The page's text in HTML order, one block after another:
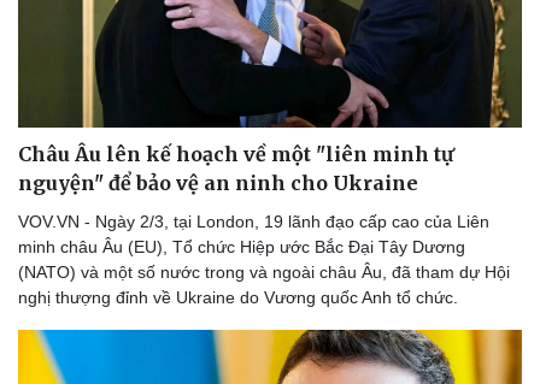
Sân khấu - Điện ảnh
Văn học
Âm nhạc
Di sản
Giải trí
Nghệ sĩ
Thời trang
Sao Việt
Châu Âu lên kế hoạch về một "liên minh tự
nguyện" để bảo vệ an ninh cho Ukraine
VOV.VN - Ngày 2/3, tại London, 19 lãnh đạo cấp cao của Liên
minh châu Âu (EU), Tổ chức Hiệp ước Bắc Đại Tây Dương
(NATO) và một số nước trong và ngoài châu Âu, đã tham dự Hội
nghị thượng đỉnh về Ukraine do Vương quốc Anh tổ chức.